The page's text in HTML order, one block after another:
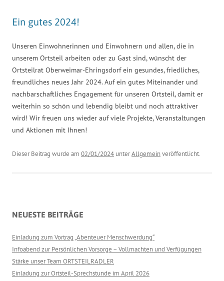
Ein gutes 2024!
Unseren Einwohnerinnen und Einwohnern und allen, die in
unserem Ortsteil arbeiten oder zu Gast sind, wünscht der
Ortsteilrat Oberweimar-Ehringsdorf ein gesundes, friedliches,
freundliches neues Jahr 2024. Auf ein gutes Miteinander und
nachbarschaftliches Engagement für unseren Ortsteil, damit er
weiterhin so schön und lebendig bleibt und noch attraktiver
wird! Wir freuen uns wieder auf viele Projekte, Veranstaltungen
und Aktionen mit Ihnen!
Dieser Beitrag wurde am 02/01/2024 unterAllgemeinveröffentlicht.
NEUESTE BEITRÄGE
Einladung zum Vortrag „Abenteuer Menschwerdung“
Infoabend zur Persönlichen Vorsorge – Vollmachten und Verfügungen
Stärke unser Team ORTSTEILRADLER
Einladung zur Ortsteil-Sprechstunde im April 2026